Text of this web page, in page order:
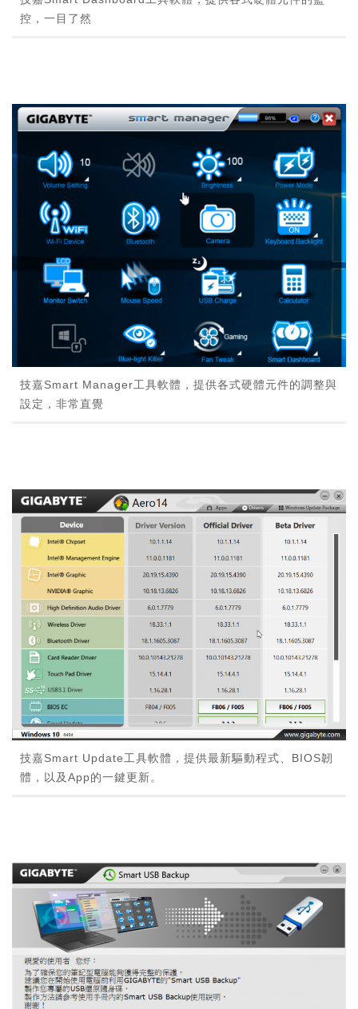
控，一目了然
技嘉Smart Manager工具軟體，提供各式硬體元件的調整與
設定，非常直覺
技嘉Smart Update工具軟體，提供最新驅動程式、BIOS韌
體，以及App的一鍵更新。